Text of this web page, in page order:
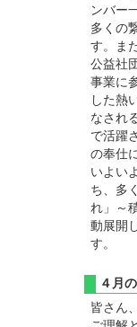
ンバー
多くの
す。ま
公益社
事業に
した熱
なされ
で活躍
の奉仕
いよい
ち、多
れ」～
動展開
す。
４月
皆さん